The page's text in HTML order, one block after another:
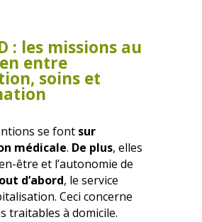
: les missions au
entre
soins et
se font sur
médicale. De plus, elles
être et l’autonomie de
d’abord, le service
Ceci concerne
traitables à domicile.